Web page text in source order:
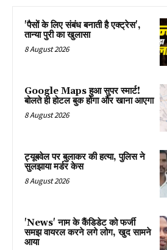
'पैसों के लिए संबंध बनाती है एक्ट्रेस',
तान्या पुरी का खुलासा
8 August 2026
Google Maps हुआ सुपर स्मार्ट!
बोलते ही होटल बुक होगा और खाना आएगा
8 August 2026
ट्यूबवेल पर बुलाकर की हत्या, पुलिस ने
सुलझाया मर्डर केस
8 August 2026
'News' नाम के कैंडिडेट को फर्जी
समझ वायरल करने लगे लोग, खुद सामने
आया